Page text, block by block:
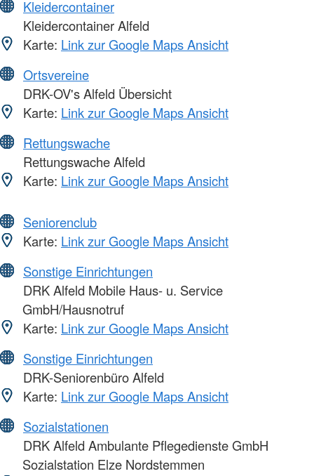
Kleidercontainer
Kleidercontainer Alfeld
Karte: Link zur Google Maps Ansicht
Ortsvereine
DRK-OV's Alfeld Übersicht
Karte: Link zur Google Maps Ansicht
Rettungswache
Rettungswache Alfeld
Karte: Link zur Google Maps Ansicht
Seniorenclub
Karte: Link zur Google Maps Ansicht
Sonstige Einrichtungen
DRK Alfeld Mobile Haus- u. Service
GmbH/Hausnotruf
Karte: Link zur Google Maps Ansicht
Sonstige Einrichtungen
DRK-Seniorenbüro Alfeld
Karte: Link zur Google Maps Ansicht
Sozialstationen
DRK Alfeld Ambulante Pflegedienste GmbH
Sozialstation Elze Nordstemmen